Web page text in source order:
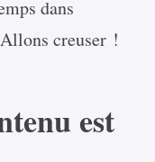
dans
creuser !
est